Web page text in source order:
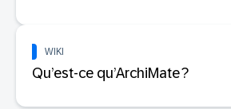
WIKI
Qu’est-ce qu’ArchiMate ?